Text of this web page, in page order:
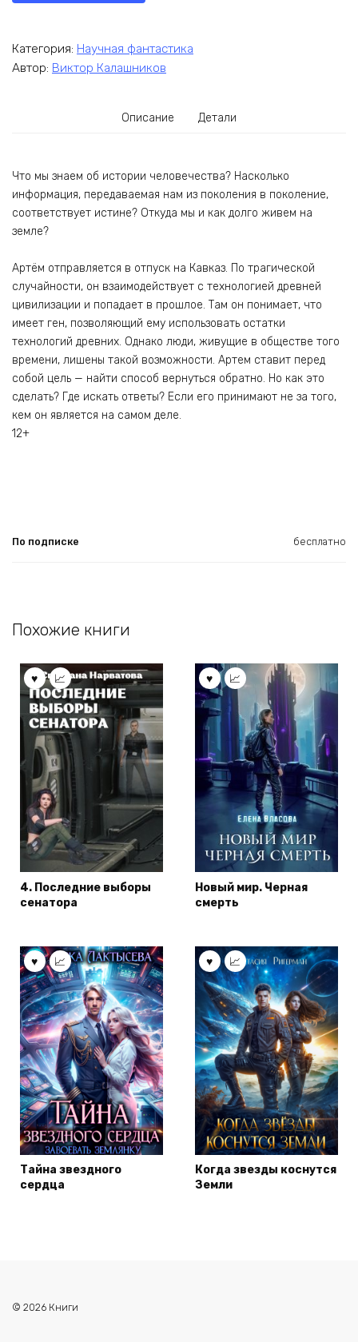
Категория: Научная фантастика
Автор: Виктор Калашников
Описание Детали
Что мы знаем об истории человечества? Насколько
информация, передаваемая нам из поколения в поколение,
соответствует истине? Откуда мы и как долго живем на
земле?
Артём отправляется в отпуск на Кавказ. По трагической
случайности, он взаимодействует с технологией древней
цивилизации и попадает в прошлое. Там он понимает, что
имеет ген, позволяющий ему использовать остатки
технологий древних. Однако люди, живущие в обществе того
времени, лишены такой возможности. Артем ставит перед
собой цель — найти способ вернуться обратно. Но как это
сделать? Где искать ответы? Если его принимают не за того,
кем он является на самом деле.
12+
По подписке бесплатно
Похожие книги
4. Последние выборы
сенатора
Новый мир. Черная
смерть
Тайна звездного
сердца
Когда звезды коснутся
Земли
© 2026 Книги